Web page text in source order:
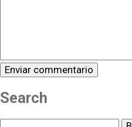
Search